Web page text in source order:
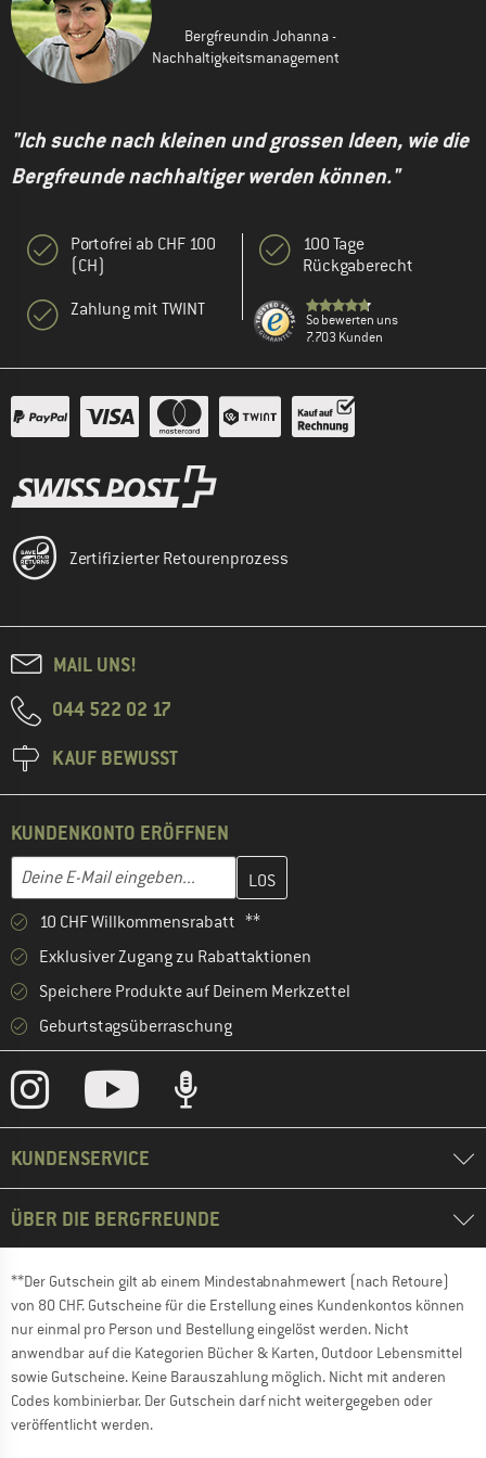
Bergfreundin Johanna -
Nachhaltigkeitsmanagement
"Ich suche nach kleinen und grossen Ideen, wie die
Bergfreunde nachhaltiger werden können."
Portofrei ab CHF 100
(CH)
Zahlung mit TWINT
100 Tage
Rückgaberecht
So bewerten uns
7.703 Kunden
Zertifizierter Retourenprozess
MAIL UNS!
044 522 02 17
KAUF BEWUSST
KUNDENKONTO ERÖFFNEN
E-Mail-Adresse
Gib hier deine E-Mail-Adresse ein und erstelle im nächsten
10 CHF Willkommensrabatt **
Exklusiver Zugang zu Rabattaktionen
Speichere Produkte auf Deinem Merkzettel
Geburtstagsüberraschung
KUNDENSERVICE
ÜBER DIE BERGFREUNDE
**Der Gutschein gilt ab einem Mindestabnahmewert (nach Retoure)
von 80 CHF. Gutscheine für die Erstellung eines Kundenkontos können
nur einmal pro Person und Bestellung eingelöst werden. Nicht
anwendbar auf die Kategorien Bücher & Karten, Outdoor Lebensmittel
sowie Gutscheine. Keine Barauszahlung möglich. Nicht mit anderen
Codes kombinierbar. Der Gutschein darf nicht weitergegeben oder
veröffentlicht werden.